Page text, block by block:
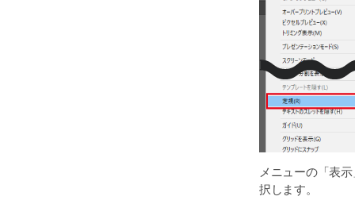
メニューの「表
択します。